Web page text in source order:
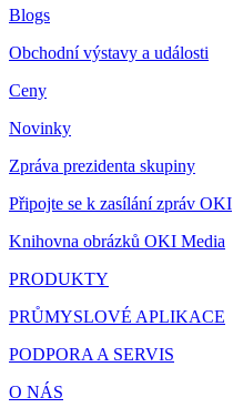
Blogs
Obchodní výstavy a události
Ceny
Novinky
Zpráva prezidenta skupiny
Připojte se k zasílání zpráv OKI
Knihovna obrázků OKI Media
PRODUKTY
PRŮMYSLOVÉ APLIKACE
PODPORA A SERVIS
O NÁS